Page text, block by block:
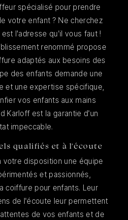
spécialisé pour prendre
votre enfant ? Ne cherchez
l'adresse qu'il vous faut !
renommé propose
adaptés aux besoins des
des enfants demande une
et une expertise spécifique,
vos enfants aux mains
Karloff est la garantie d'un
impeccable.
qualifiés et à l'écoute
votre disposition une équipe
et passionnés,
coiffure pour enfants. Leur
de l'écoute leur permettent
de vos enfants et de